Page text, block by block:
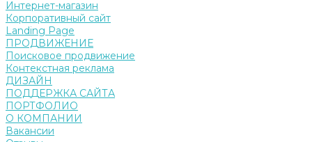
Интернет-магазин
Корпоративный сайт
Landing Page
ПРОДВИЖЕНИЕ
Поисковое продвижение
Контекстная реклама
ДИЗАЙН
ПОДДЕРЖКА САЙТА
ПОРТФОЛИО
О КОМПАНИИ
Вакансии